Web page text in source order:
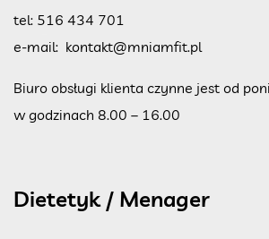
tel: 516 434 701
e-mail: kontakt@mniamfit.pl
Biuro obsługi klienta czynne jest od
w godzinach 8.00 – 16.00
Dietetyk / Menager